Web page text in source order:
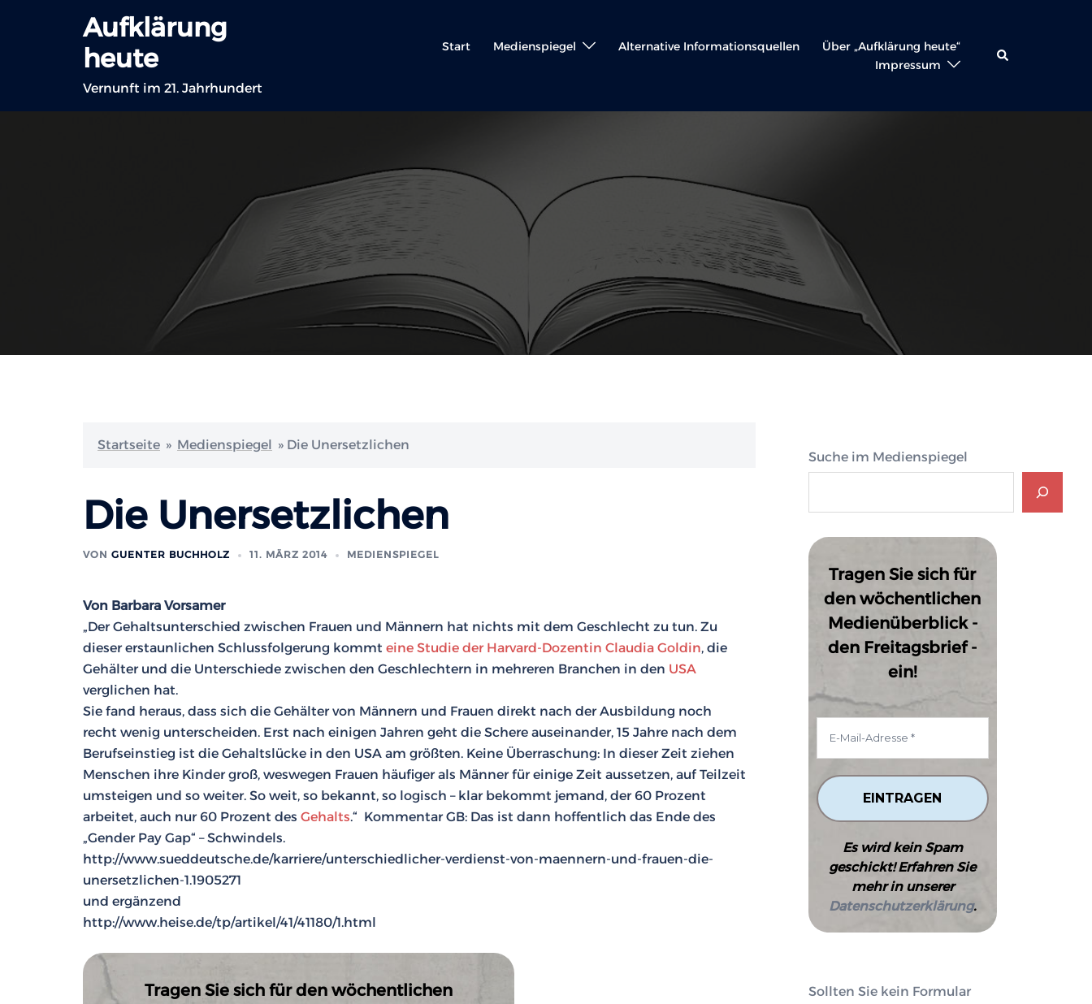
Aufklärung
heute
Vernunft im 21. Jahrhundert
Start Medienspiegel Alternative Informationsquellen
Über „Aufklärung heute“
Impressum
Suche
Startseite » Medienspiegel » Die Unersetzlichen
Die Unersetzlichen
VON GUENTER BUCHHOLZ 11. MÄRZ 2014 MEDIENSPIEGEL
Von Barbara Vorsamer
„Der Gehaltsunterschied zwischen Frauen und Männern hat nichts mit dem Geschlecht zu tun. Zu
dieser erstaunlichen Schlussfolgerung kommt eine Studie der Harvard-Dozentin Claudia Goldin, die
Gehälter und die Unterschiede zwischen den Geschlechtern in mehreren Branchen in den USA
verglichen hat.
Sie fand heraus, dass sich die Gehälter von Männern und Frauen direkt nach der Ausbildung noch
recht wenig unterscheiden. Erst nach einigen Jahren geht die Schere auseinander, 15 Jahre nach dem
Berufseinstieg ist die Gehaltslücke in den USA am größten. Keine Überraschung: In dieser Zeit ziehen
Menschen ihre Kinder groß, weswegen Frauen häufiger als Männer für einige Zeit aussetzen, auf Teilzeit
umsteigen und so weiter. So weit, so bekannt, so logisch – klar bekommt jemand, der 60 Prozent
arbeitet, auch nur 60 Prozent des Gehalts.“ Kommentar GB: Das ist dann hoffentlich das Ende des
„Gender Pay Gap“ – Schwindels.
http://www.sueddeutsche.de/karriere/unterschiedlicher-verdienst-von-maennern-und-frauen-die-
unersetzlichen-1.1905271
und ergänzend
http://www.heise.de/tp/artikel/41/41180/1.html
Tragen Sie sich für den wöchentlichen
Suche im Medienspiegel
Tragen Sie sich für
den wöchentlichen
Medienüberblick -
den Freitagsbrief -
ein!
Es wird kein Spam
geschickt! Erfahren Sie
mehr in unserer
Datenschutzerklärung.
Sollten Sie kein Formular